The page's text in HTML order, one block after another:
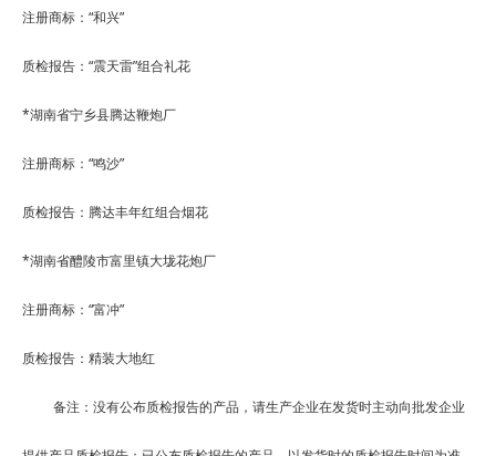
注册商标： “和兴”
质检报告： “震天雷”组合礼花
*湖南省宁乡县腾达鞭炮厂
注册商标： “鸣沙”
质检报告：腾达丰年红组合烟花
*湖南省醴陵市富里镇大垅花炮厂
注册商标： “富冲”
质检报告：精装大地红
备注：没有公布质检报告的产品，请生产企业在发货时主动向批发企业